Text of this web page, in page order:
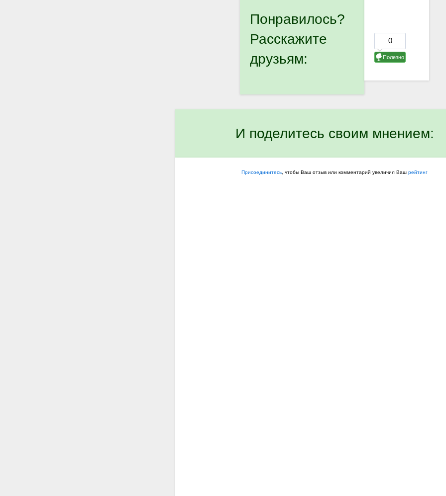
Понравилось?
Расскажите
друзьям:
И поделитесь своим мнением:
Присоединитесь , чтобы Ваш отзыв или комментарий увеличил Ваш рейтинг